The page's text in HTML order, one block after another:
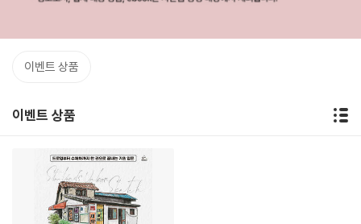
이벤트 상품
이벤트 상품